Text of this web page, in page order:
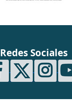
Redes Sociales